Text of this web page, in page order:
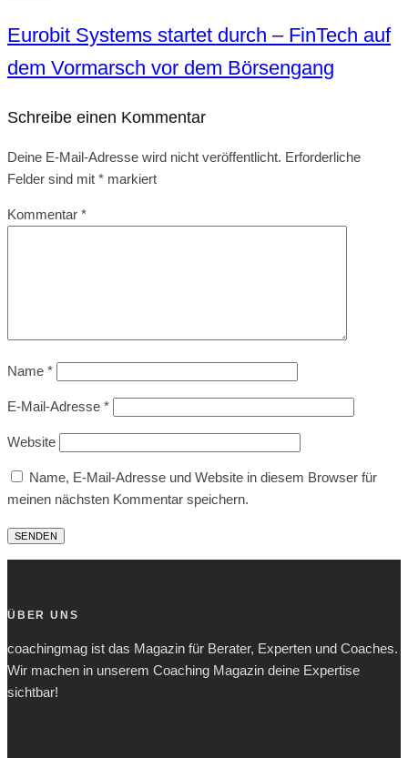
Eurobit Systems startet durch – FinTech auf
dem Vormarsch vor dem Börsengang
Schreibe einen Kommentar
Deine E-Mail-Adresse wird nicht veröffentlicht. Erforderliche
Felder sind mit * markiert
Kommentar *
Name *
E-Mail-Adresse *
Website
Name, E-Mail-Adresse und Website in diesem Browser für
meinen nächsten Kommentar speichern.
ÜBER UNS
coachingmag ist das Magazin für Berater, Experten und Coaches.
Wir machen in unserem Coaching Magazin deine Expertise
sichtbar!